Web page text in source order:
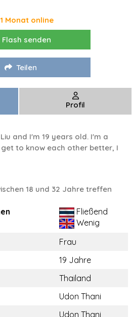
Monat online
Flash senden
Teilen
Profil
and I'm 19 years old. I'm a
to know each other better, I
18 und 32 Jahre treffen
Fließend
Wenig
Frau
19 Jahre
Thailand
Udon Thani
Udon Thani